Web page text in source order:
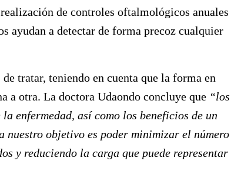
de controles oftalmológicos anuales
ayudan a detectar de forma precoz cualquier
tratar, teniendo en cuenta que la forma en
a otra. La doctora Udaondo concluye que “los
enfermedad, así como los beneficios de un
nuestro objetivo es poder minimizar el número
y reduciendo la carga que puede representar